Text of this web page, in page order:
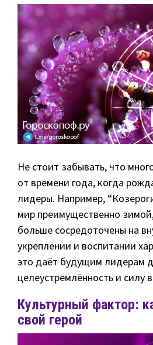
Не стоит забывать, что
от времени года, когда
лидеры. Например,
мир преимущественно
больше сосредоточены на
укреплении и воспитании
это даёт будущим лидерам
целеустремлённость и силу
Культурный фактор:
свой герой